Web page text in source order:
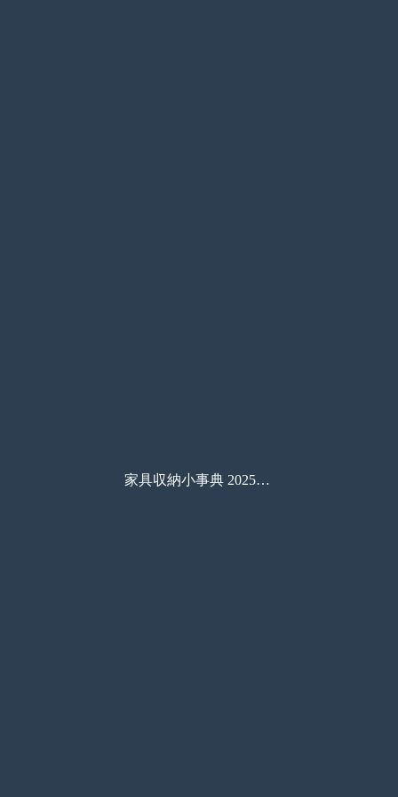
家具収納小事典 2025年秋冬号